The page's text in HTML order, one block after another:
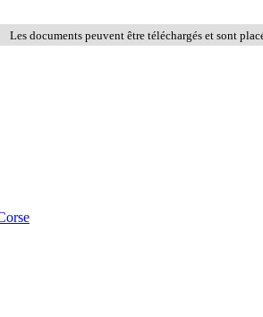
Les documents peuvent être téléchargés et sont